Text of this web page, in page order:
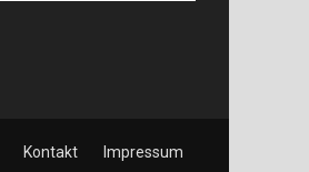
Kontakt Impressum